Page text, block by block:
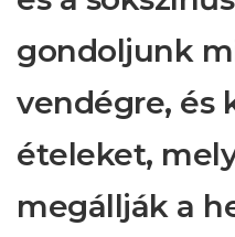
gondoljunk
vendégre, és
ételeket,
megállják a